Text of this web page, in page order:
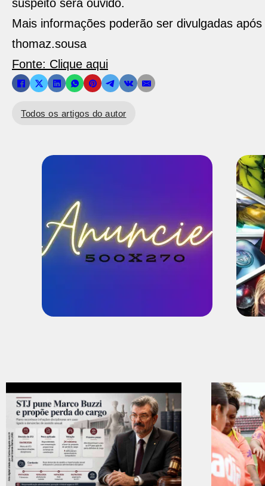
suspeito será ouvido.
Mais informações poderão ser divulgadas
thomaz.sousa
Fonte: Clique aqui
Todos os artigos do autor